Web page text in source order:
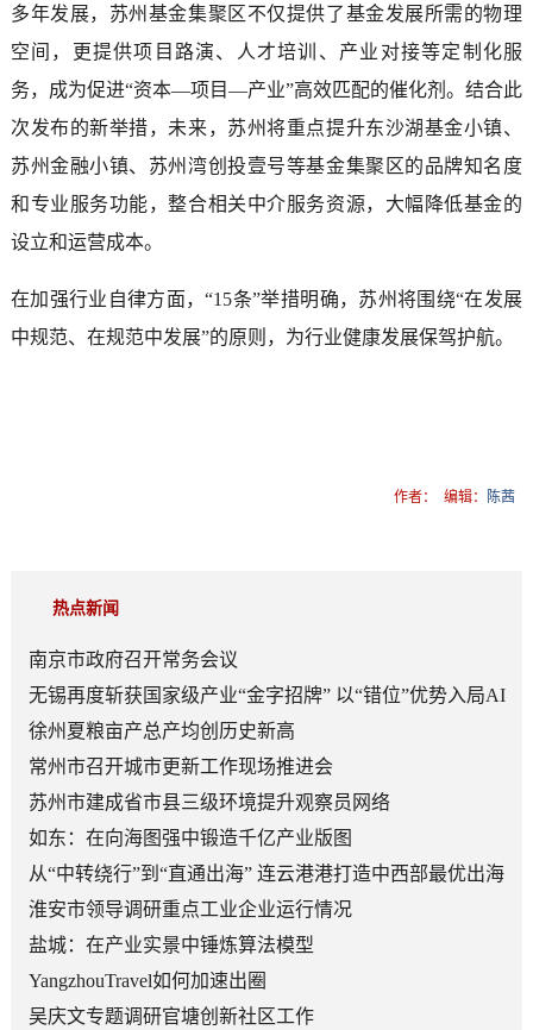
多年发展，苏州基金集聚区不仅提供了基金发展所需的物理
空间，更提供项目路演、人才培训、产业对接等定制化服
务，成为促进“资本—项目—产业”高效匹配的催化剂。结合此
次发布的新举措，未来，苏州将重点提升东沙湖基金小镇、
苏州金融小镇、苏州湾创投壹号等基金集聚区的品牌知名度
和专业服务功能，整合相关中介服务资源，大幅降低基金的
设立和运营成本。
在加强行业自律方面，“15条”举措明确，苏州将围绕“在发展
中规范、在规范中发展”的原则，为行业健康发展保驾护航。
作者： 编辑： 陈茜
热点新闻
南京市政府召开常务会议
无锡再度斩获国家级产业“金字招牌” 以“错位”优势入局AI
顶层赛道
徐州夏粮亩产总产均创历史新高
常州市召开城市更新工作现场推进会
苏州市建成省市县三级环境提升观察员网络
如东：在向海图强中锻造千亿产业版图
从“中转绕行”到“直通出海” 连云港港打造中西部最优出海
口
淮安市领导调研重点工业企业运行情况
盐城：在产业实景中锤炼算法模型
YangzhouTravel如何加速出圈
吴庆文专题调研官塘创新社区工作